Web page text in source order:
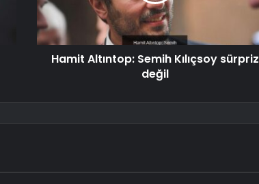
Hamit Altıntop: Semih Kılıçsoy sürpriz
değil